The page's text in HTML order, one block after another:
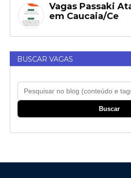
Vagas Passaki
em Caucaia/Ce
BUSCAR VAGAS
Buscar